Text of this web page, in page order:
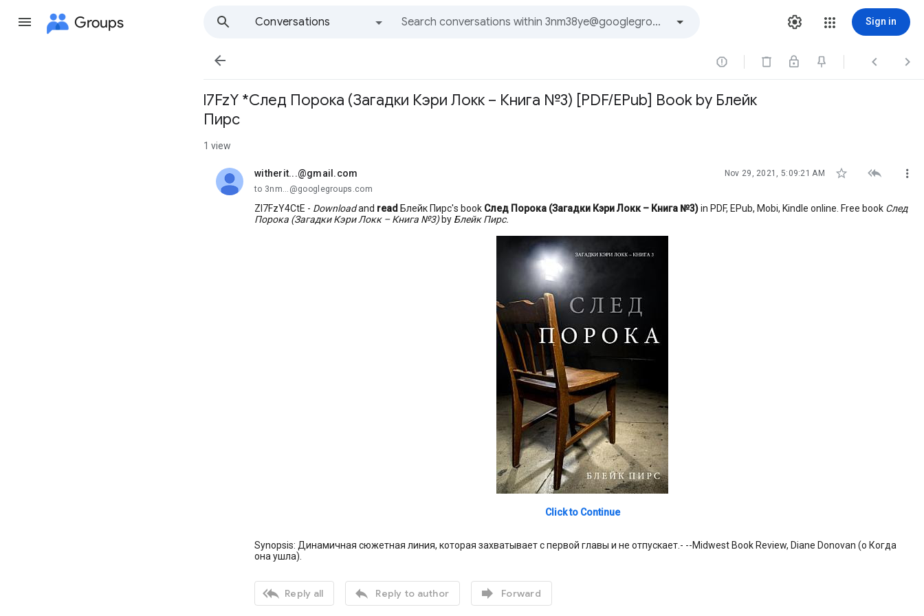
Groups
Conversations
Sign in
   
l7FzY *След Порока (Загадки Кэри Локк – Книга №3) [PDF/EPub] Book by Блейк
Пирс
1 view
witherit...@gmail.com
unread, Nov 29, 2021, 5:09:21 AM   
to 3nm...@googlegroups.com
Zl7FzY4CtE - Downloadand read Блейк Пирс's book След Порока (Загадки Кэри Локк – Книга №3)in PDF, EPub, Mobi, Kindle online. Free book След
Порока (Загадки Кэри Локк – Книга №3)by Блейк Пирс.
Click to Continue
Synopsis: Динамичная сюжетная линия, которая захватывает с первой главы и не отпускает.- --Midwest Book Review, Diane Donovan (о Когда
она ушла).
 Reply all  Reply to author  Forward